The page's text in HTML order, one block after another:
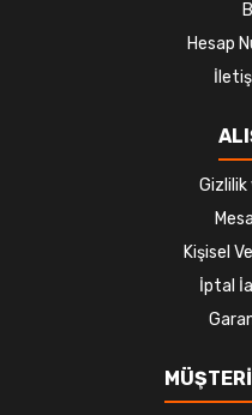
Hesap
Gizlilik
Kişisel
İptal